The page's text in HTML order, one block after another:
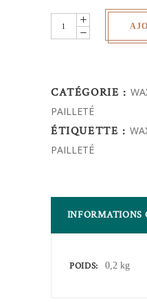
Wax
brillant-
quantity
CATÉGORIE :
PAILLETÉ
ÉTIQUETTE :
PAILLETÉ
INFORMATIONS
POIDS 0,2 kg